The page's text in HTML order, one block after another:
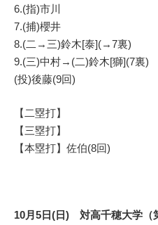
6.(指)市川
7.(捕)櫻井
8.(二→三)鈴木[泰](→7裏)
9.(三)中村→(二)鈴木[獅](7裏)
(投)後藤(9回)
【二塁打】
【三塁打】
【本塁打】佐伯(8回)
10月5日(日) 対高千穂大学（